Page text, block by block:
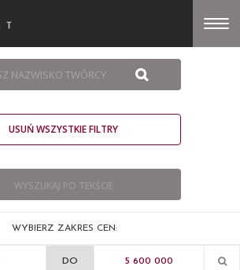
USUŃ WSZYSTKIE FILTRY
WYBIERZ ZAKRES CEN:
DO